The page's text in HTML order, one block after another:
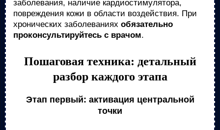
заболевания, наличие кардиостимулятора,
повреждения кожи в области воздействия. При
хронических заболеваниях обязательно
проконсультируйтесь с врачом.
Пошаговая техника: детальный
разбор каждого этапа
Этап первый: активация центральной
точки